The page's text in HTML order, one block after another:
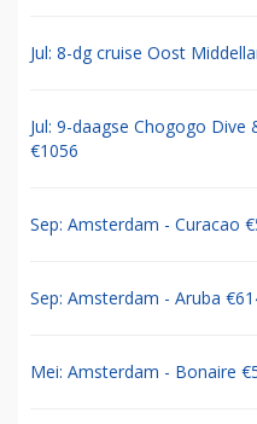
Jul: 8-dg cruise Oost
Jul: 9-daagse Chogogo Dive
€1056
Sep: Amsterdam - Curacao
Sep: Amsterdam - Aruba
Mei: Amsterdam - Bonaire